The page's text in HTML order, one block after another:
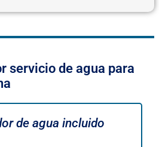
servicio de agua para
de agua incluido